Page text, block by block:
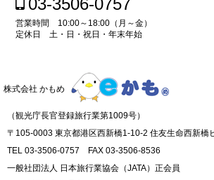
営業時間 10:00～18:00（月～金）
定休日 土・日・祝日・年末年始
株式会社 かもめ
（観光庁長官登録旅行業第1009号）
〒105-0003 東京都港区西新橋1-10-2 住友生命西新橋
TEL 03-3506-0757 FAX 03-3506-8536
一般社団法人 日本旅行業協会（JATA）正会員